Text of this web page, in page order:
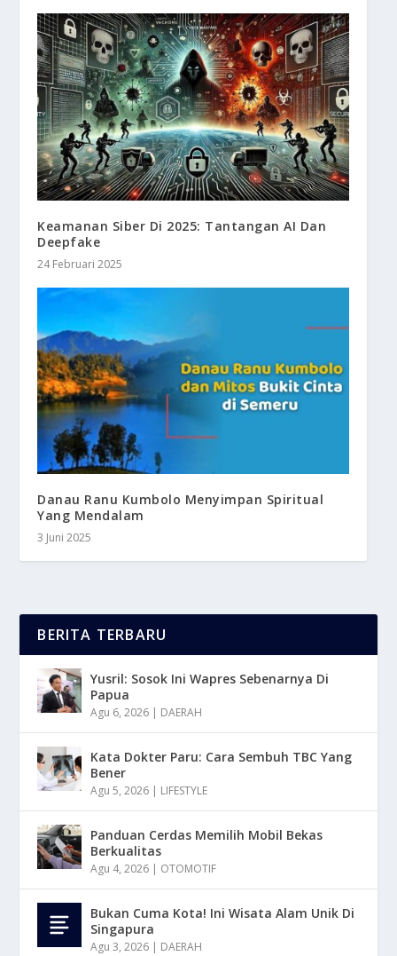
Keamanan Siber Di 2025: Tantangan AI Dan
Deepfake
24 Februari 2025
Danau Ranu Kumbolo Menyimpan Spiritual
Yang Mendalam
3 Juni 2025
BERITA TERBARU
Yusril: Sosok Ini Wapres Sebenarnya Di
Papua
Agu 6, 2026 | DAERAH
Kata Dokter Paru: Cara Sembuh TBC Yang
Bener
Agu 5, 2026 | LIFESTYLE
Panduan Cerdas Memilih Mobil Bekas
Berkualitas
Agu 4, 2026 | OTOMOTIF
Bukan Cuma Kota! Ini Wisata Alam Unik Di
Singapura
Agu 3, 2026 | DAERAH